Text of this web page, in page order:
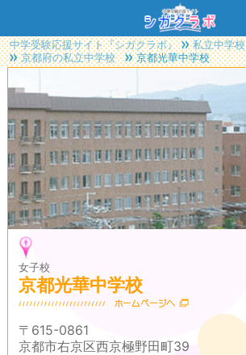
中学受験応援サイト『シガクラボ』
私立中学校
京都府の私立中学校
京都光華中学校
女子校
京都光華中学校
〒615-0861
京都市右京区西京極野田町39